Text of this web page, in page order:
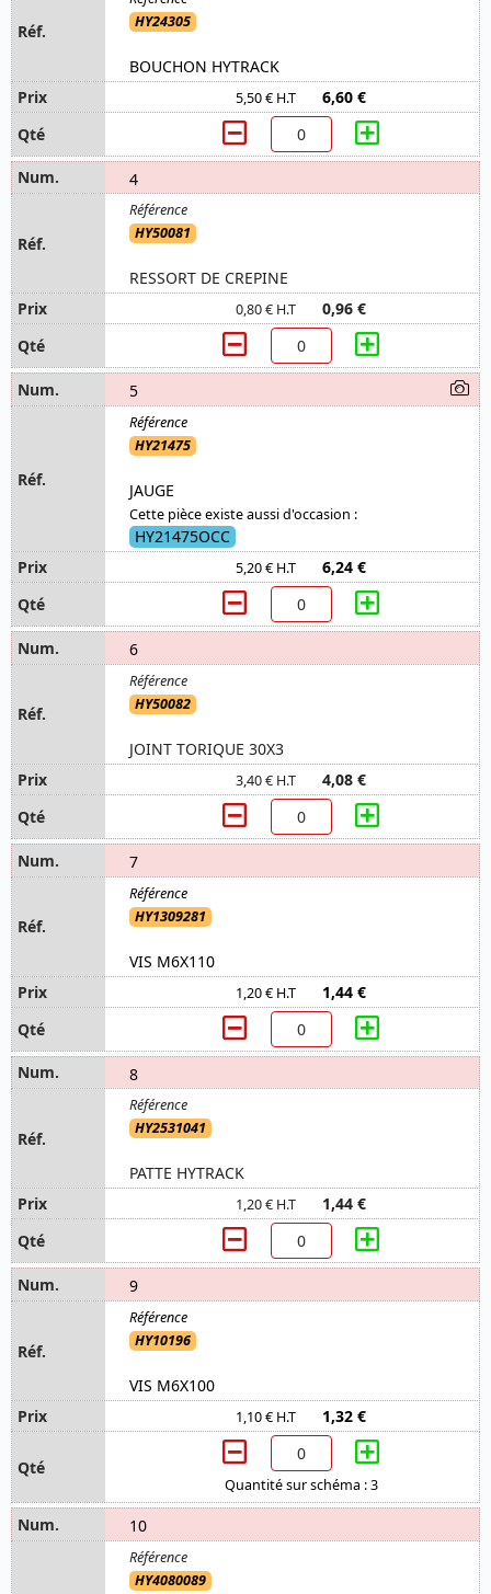
HY24305
BOUCHON HYTRACK
5,50 € H.T 6,60 €
4
HY50081
RESSORT DE CREPINE
0,80 € H.T 0,96 €
5
HY21475
JAUGE
Cette pièce existe aussi d'occasion :
HY21475OCC
5,20 € H.T 6,24 €
6
HY50082
JOINT TORIQUE 30X3
3,40 € H.T 4,08 €
7
HY1309281
VIS M6X110
1,20 € H.T 1,44 €
8
HY2531041
PATTE HYTRACK
1,20 € H.T 1,44 €
9
HY10196
VIS M6X100
1,10 € H.T 1,32 €
Quantité sur schéma : 3
10
HY4080089